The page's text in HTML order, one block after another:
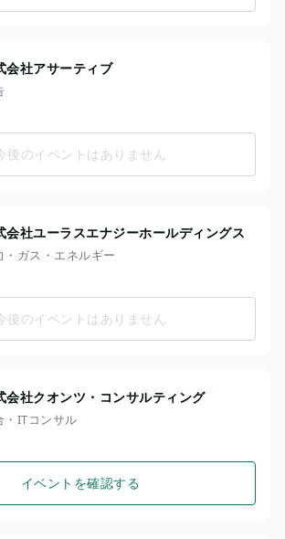
会社アサーティブ
後のイベントはありません
会社ユーラスエナジーホールディングス
・ガス・エネルギー
後のイベントはありません
会社クオンツ・コンサルティング
・ITコンサル
イベントを確認する